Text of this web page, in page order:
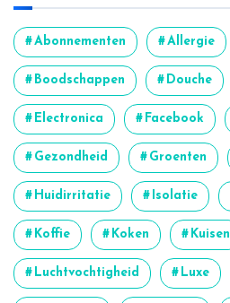
Abonnementen Allergie
Boodschappen Douche
Electronica Facebook
Gezondheid Groenten
Huidirritatie Isolatie
Koffie Koken Kuisen
Luchtvochtigheid Luxe